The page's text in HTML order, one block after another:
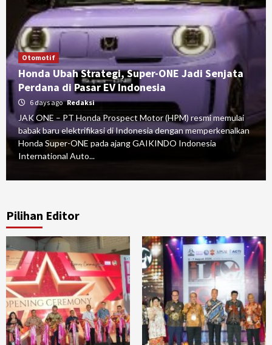
Otomotif
Honda Ubah Strategi, Super-ONE Jadi Senjata
Perdana di Pasar EV Indonesia
6 days ago Redaksi
JAK ONE – PT Honda Prospect Motor (HPM) resmi memulai
babak baru elektrifikasi di Indonesia dengan memperkenalkan
Honda Super-ONE pada ajang GAIKINDO Indonesia
International Auto...
Pilihan Editor